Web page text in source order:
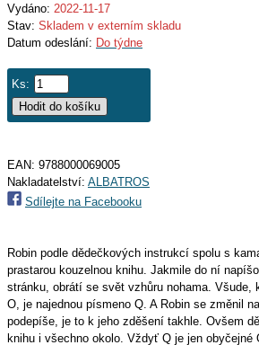
Vydáno: 2022-11-17
Stav: Skladem v externím skladu
Datum odeslání: Do týdne
Ks:
EAN: 9788000069005
Nakladatelství: ALBATROS
Sdílejte na Facebooku
Robin podle dědečkových instrukcí spolu s
prastarou kouzelnou knihu. Jakmile do ní
stránku, obrátí se svět vzhůru nohama. Všude,
O, je najednou písmeno Q. A Robin se změnil
podepíše, je to k jeho zděšení takhle. Ovšem
knihu i všechno okolo. Vždyť Q je jen obyčejné